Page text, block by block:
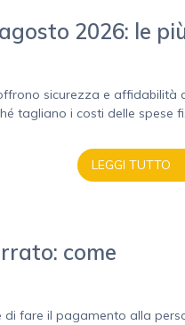
2026: le
sicurezza e affidabilità
tagliano i costi delle spese
LEGGI TUTTO
come
fare il pagamento alla